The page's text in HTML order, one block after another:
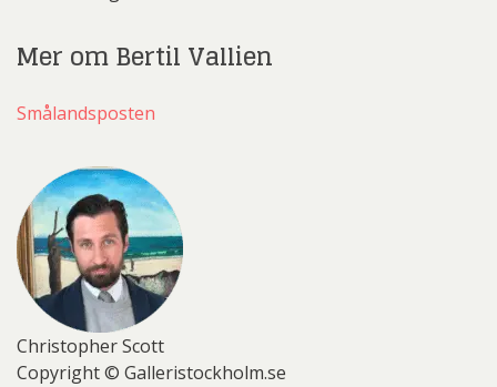
Mer om Bertil Vallien
Smålandsposten
Christopher Scott
Copyright © Galleristockholm.se